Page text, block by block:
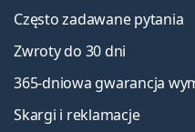
Często zadawane pytania
Zwroty do 30 dni
365-dniowa gwarancja
Skargi i reklamacje